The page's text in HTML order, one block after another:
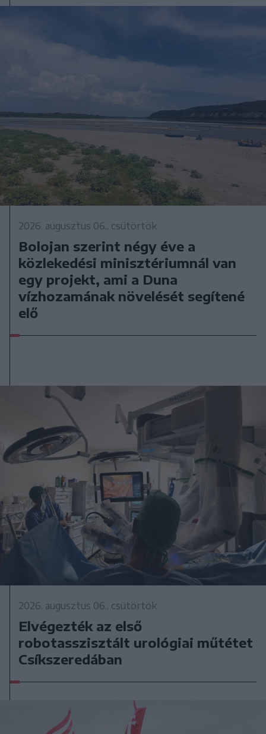
2026. augusztus 06., csütörtök
Bolojan szerint négy éve a
közlekedési minisztériumnál van
egy projekt, ami a Duna
vízhozamának növelését segítené
elő
2026. augusztus 06., csütörtök
Elvégezték az első
robotasszisztált urológiai műtétet
Csíkszeredában